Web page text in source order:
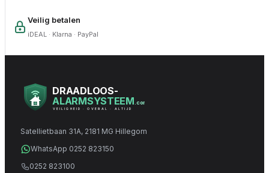
Veilig betalen
iDEAL · Klarna · PayPal
DRAADLOOS-
ALARMSYSTEEM .com
VEILIGHEID · OVERAL · ALTIJD
Satellietbaan 31A, 2181 MG Hillegom
WhatsApp 0252 823150
0252 823100